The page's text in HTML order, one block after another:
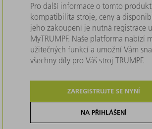
Pro další informace o tomto
kompatibilita stroje, ceny a
jeho zakoupení je nutná registrace u
MyTRUMPF. Naše platforma nabízí
užitečných funkcí a umožní Vám
všechny díly pro Váš stroj TRUMPF.
ZAREGISTRUJTE SE NYNÍ
NA PŘIHLÁŠENÍ